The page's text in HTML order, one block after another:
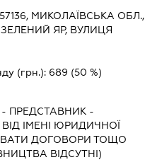
МИКОЛАЇВСЬКА ОБЛ.,
ЯР, ВУЛИЦЯ
(грн.): 689 (50 %)
- ПРЕДСТАВНИК -
ВІД ІМЕНІ ЮРИДИЧНОЇ
ДОГОВОРИ ТОЩО
ВІДСУТНІ)